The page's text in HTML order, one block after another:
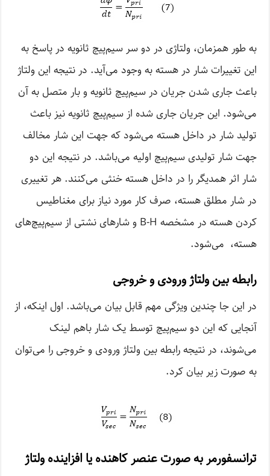
به طور همزمان، ولتاژی در دو سر سیم‌پیچ ثانویه در پاسخ به
این تغییرات شار در هسته به وجود می‌آید. در نتیجه این ولتاژ
باعث جاری شدن جریان در سیم‌پیچ ثانویه و بار متصل به آن
می‌شود. این جریان جاری شده از سیم‌پیچ ثانویه نیز باعث
تولید شار در داخل هسته می‌شود که جهت این شار مخالف
جهت شار تولیدی سیم‌پیچ اولیه می‌باشد. در نتیجه این دو
شار اثر همدیگر را در داخل هسته خنثی می‌کنند. هر تغییری
در شار مطلق هسته، صرف کار مورد نیاز برای مغناطیس
کردن هسته در مشخصه B-H و شارهای نشتی از سیم‌پیچ‌های
هسته، می‌شود.
رابطه بین ولتاژ ورودی و خروجی
در این جا چندین ویژگی مهم قابل بیان می‌باشد. اول اینکه، از
آنجایی که این دو سیم‌پیچ توسط یک شار باهم لینک
می‌شوند، در نتیجه رابطه بین ولتاژ ورودی و خروجی را می‌توان
به صورت زیر بیان کرد.
ترانسفورمر به صورت عنصر کاهنده یا افزاینده ولتاژ